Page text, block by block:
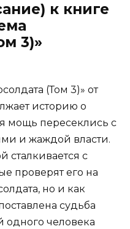
к книге
3)»
(Том 3)» от
историю о
мощь пересеклись с
и жаждой власти.
сталкивается с
проверят его на
но и как
судьба
человека